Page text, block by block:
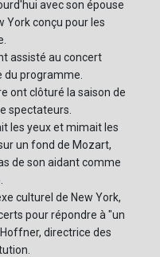
avec son épouse
York conçu pour les
assisté au concert
programme.
ont clôturé la saison de
spectateurs.
les yeux et mimait les
un fond de Mozart,
de son aidant comme
culturel de New York,
pour répondre à "un
directrice des